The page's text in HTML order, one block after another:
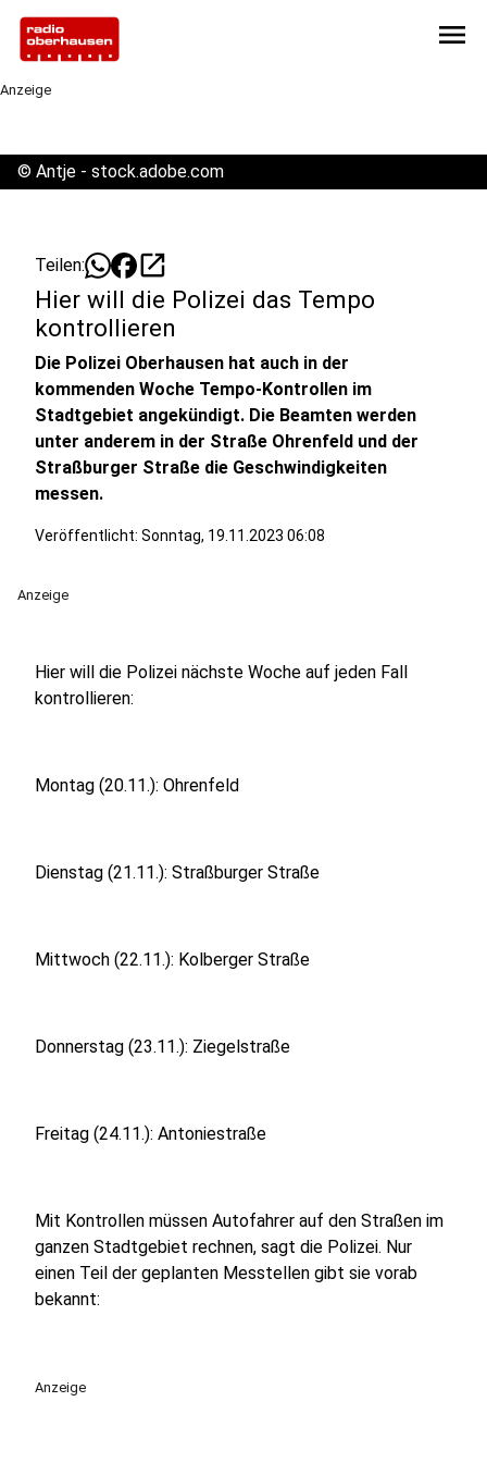
menu
Anzeige
© Antje - stock.adobe.com
Teilen: open_in_new
Hier will die Polizei das Tempo
kontrollieren
Die Polizei Oberhausen hat auch in der
kommenden Woche Tempo-Kontrollen im
Stadtgebiet angekündigt. Die Beamten werden
unter anderem in der Straße Ohrenfeld und der
Straßburger Straße die Geschwindigkeiten
messen.
Veröffentlicht: Sonntag, 19.11.2023 06:08
Anzeige
Hier will die Polizei nächste Woche auf jeden Fall
kontrollieren:
Montag (20.11.): Ohrenfeld
Dienstag (21.11.): Straßburger Straße
Mittwoch (22.11.): Kolberger Straße
Donnerstag (23.11.): Ziegelstraße
Freitag (24.11.): Antoniestraße
Mit Kontrollen müssen Autofahrer auf den Straßen im
ganzen Stadtgebiet rechnen, sagt die Polizei. Nur
einen Teil der geplanten Messtellen gibt sie vorab
bekannt:
Anzeige